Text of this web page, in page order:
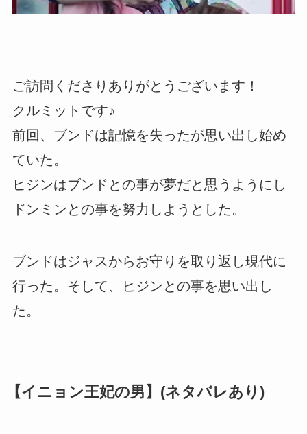
ご訪問くださりありがとうございます！
クルミットです♪
前回、ブンドは記憶を失ったが思い出し始め
ていた。
ヒジンはブンドとの事が夢だと思うようにし
ドンミンとの事を努力しようとした。
ブンドはジャスからお守りを取り返し現代に
行った。そして、ヒジンとの事を思い出し
た。
【イニョン王妃の男】(ネタバレあり)